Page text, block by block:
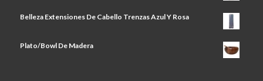
Belleza Extensiones De Cabello Trenzas Azul Y Rosa
Plato/Bowl De Madera